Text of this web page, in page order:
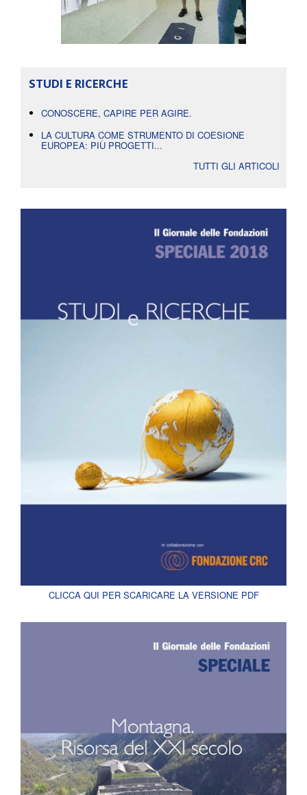
STUDI E RICERCHE
CONOSCERE, CAPIRE PER AGIRE.
LA CULTURA COME STRUMENTO DI COESIONE
EUROPEA: PIÙ PROGETTI...
TUTTI GLI ARTICOLI
CLICCA QUI PER SCARICARE LA VERSIONE PDF